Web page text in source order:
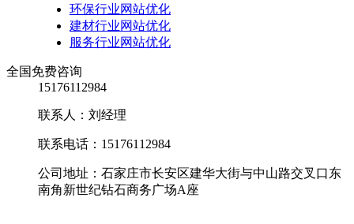
环保行业网站优化
建材行业网站优化
服务行业网站优化
全国免费咨询
15176112984
联系人：刘经理
联系电话：15176112984
公司地址：石家庄市长安区建华大街与中山路交叉口东
南角新世纪钻石商务广场A座